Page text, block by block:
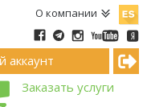
О компании
аккаунт
Заказать услуги